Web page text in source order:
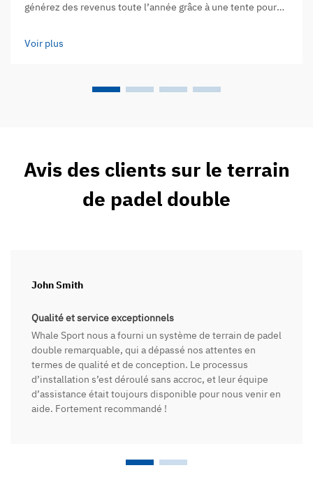
générez des revenus toute l’année grâce à une tente pour
saisons ? Les tentes pour court de padel transforment les
Voir plus
Avis des clients sur le terrain
de padel double
John Smith
Qualité et service exceptionnels
Whale Sport nous a fourni un système de terrain de padel
double remarquable, qui a dépassé nos attentes en
termes de qualité et de conception. Le processus
d’installation s’est déroulé sans accroc, et leur équipe
d’assistance était toujours disponible pour nous venir en
aide. Fortement recommandé !